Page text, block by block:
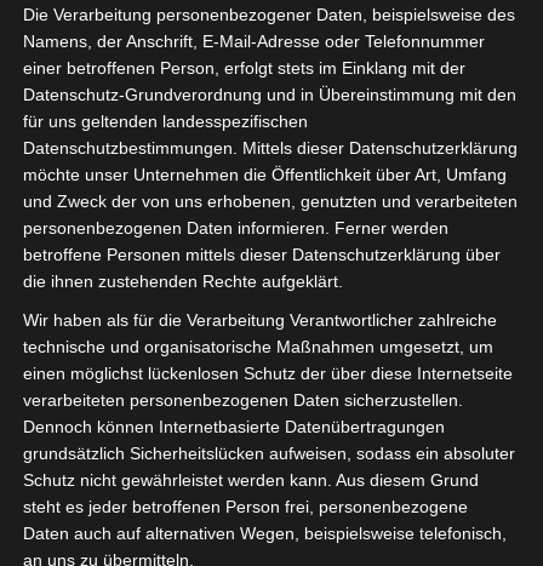
dem konkreten Investitionsvolumen für Schule, Kita und
Campus befasst. Im Topf sind derzeit mehr als 40
Milliarden Euro, die bis zum Jahr 2030 ausgegeben
werden müssen.
Die SCHULBAU findet in Kooperation mit den jeweiligen
öffentlichen und privaten Schulbauinvestoren statt. Der
Salon bildet alle Bauaufgaben ab: Von pädagogischen
und funktionalen Innenraumkonzepten über die
Außenraumgestaltung bis hin zur Fassade. Begleitet
wird die Veranstaltung von einem hochwertigen
Programm, das auf die jeweilige Region zugeschnitten
ist.
Kommen Sie uns anStand 32 besuchen. Wir freuen uns
auf Sie.
Sie haben noch keine Tickets? Kein Problem, wir haben
kostenlose Besucherkarten für Sie! Melden Sie sich
einfach bei unserem Vertriebsteam unter 05251 / 180 40
Die Verarbeitung personenbezogener Daten, beispielsweise des
Namens, der Anschrift, E-Mail-Adresse oder Telefonnummer
einer betroffenen Person, erfolgt stets im Einklang mit der
Datenschutz-Grundverordnung und in Übereinstimmung mit den
für uns geltenden landesspezifischen
Datenschutzbestimmungen. Mittels dieser Datenschutzerklärung
möchte unser Unternehmen die Öffentlichkeit über Art, Umfang
und Zweck der von uns erhobenen, genutzten und verarbeiteten
personenbezogenen Daten informieren. Ferner werden
betroffene Personen mittels dieser Datenschutzerklärung über
die ihnen zustehenden Rechte aufgeklärt.
Wir haben als für die Verarbeitung Verantwortlicher zahlreiche
technische und organisatorische Maßnahmen umgesetzt, um
einen möglichst lückenlosen Schutz der über diese Internetseite
verarbeiteten personenbezogenen Daten sicherzustellen.
Dennoch können Internetbasierte Datenübertragungen
grundsätzlich Sicherheitslücken aufweisen, sodass ein absoluter
Schutz nicht gewährleistet werden kann. Aus diesem Grund
steht es jeder betroffenen Person frei, personenbezogene
Daten auch auf alternativen Wegen, beispielsweise telefonisch,
an uns zu übermitteln.